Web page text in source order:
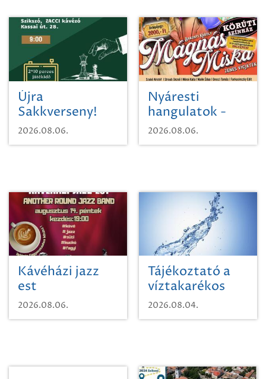
Újra
Sakkverseny!
2026.08.06.
Nyáresti
hangulatok -
Mágnás Miska
2026.08.06.
Kávéházi jazz
est
2026.08.06.
Tájékoztató a
víztakarékos
vízhasználatról
2026.08.04.